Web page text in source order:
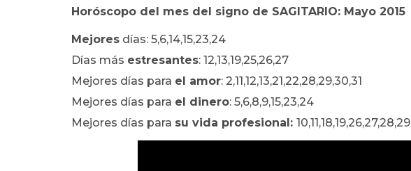
Horóscopo del mes del signo de SAGITARIO: Mayo 2015
Mejores días: 5,6,14,15,23,24
Días más estresantes: 12,13,19,25,26,27
Mejores días para el amor: 2,11,12,13,21,22,28,29,30,31
Mejores días para el dinero: 5,6,8,9,15,23,24
Mejores días para su vida profesional: 10,11,18,19,26,27,28,29